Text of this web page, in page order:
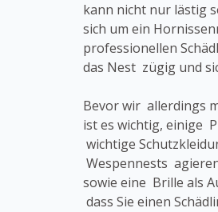
kann nicht nur lästig
sich um ein
professionellen
das Nest zügig und
Bevor wir allerdings
ist es wichtig, einige
wichtige
Wespennests
sowie eine Brille als
dass Sie einen